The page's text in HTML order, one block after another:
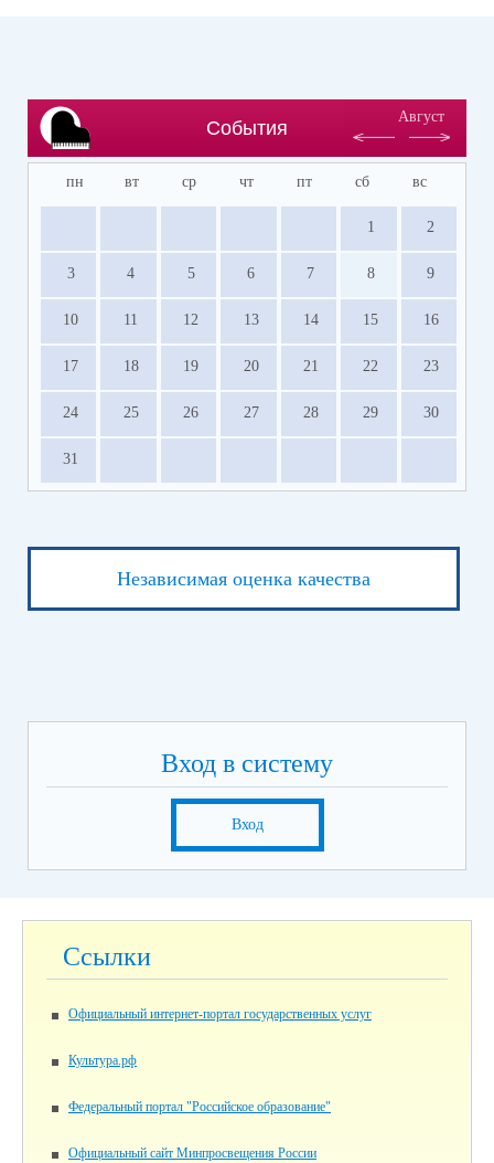
События
Август
пн вт ср чт пт сб вс
1 2
3 4 5 6 7 8 9
10 11 12 13 14 15 16
17 18 19 20 21 22 23
24 25 26 27 28 29 30
31
Независимая оценка качества
Вход в систему
Вход
Ссылки
Официальный интернет-портал государственных услуг
Культура.рф
Федеральный портал "Российское образование"
Официальный сайт Минпросвещения России